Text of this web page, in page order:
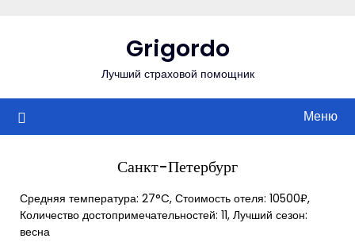
Grigordo
Лучший страховой помощник
Меню
Санкт-Петербург
Средняя температура: 27°C, Стоимость отеля: 10500₽,
Количество достопримечательностей: 11, Лучший сезон:
весна